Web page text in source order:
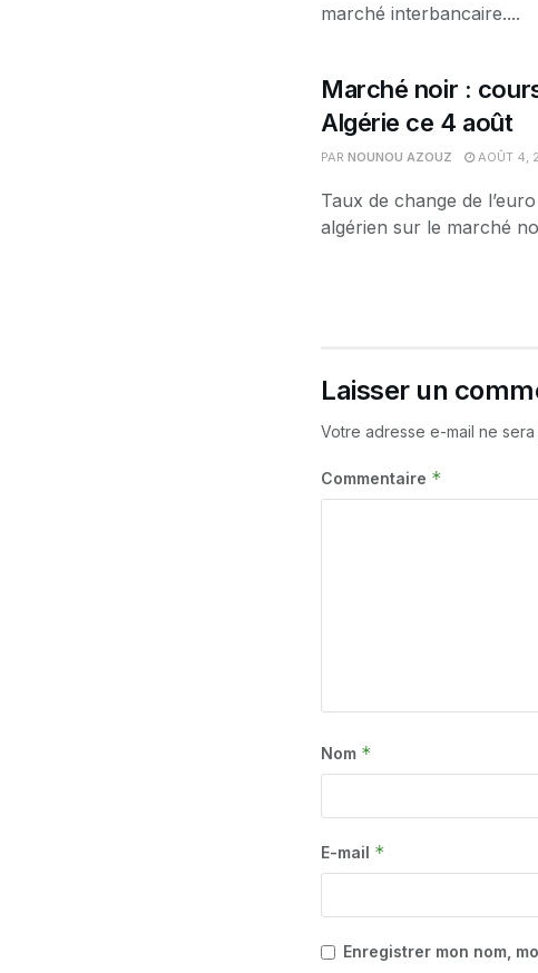
marché interbancaire....
Marché noir :
Algérie ce 4 août
PAR NOUNOU AZOUZ AOÛT 4,
Taux de change de
algérien sur le marché
Laisser un
Votre adresse e-mail ne
Commentaire *
Nom *
E-mail *
Enregistrer mon nom,